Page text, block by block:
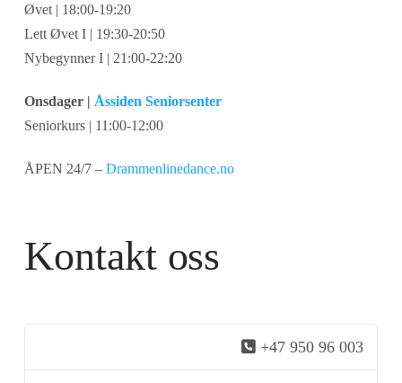
Øvet | 18:00-19:20
Lett Øvet I | 19:30-20:50
Nybegynner I | 21:00-22:20
Onsdager | Åssiden Seniorsenter
Seniorkurs | 11:00-12:00
ÅPEN 24/7 – Drammenlinedance.no
Kontakt oss
+47 950 96 003